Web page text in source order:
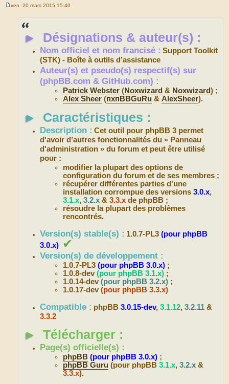
ven. 20 mars 2015 15:40
► Désignations & auteur(s) :
Nom officiel et nom francisé : Support Toolkit
(STK) - Boîte à outils d’assistance
Auteur(s) et pseudo(s) respectif(s) sur
(phpBB.com & GitHub.com) :
Patrick Webster(Noxwizard & Noxwizard) ;
Alex Sheer(пхпBBGuRu& AlexSheer).
► Caractéristiques :
Description : Cet outil pour phpBB 3 permet
d'avoir d’autres fonctionnalités du « Panneau
d'administration » du forum et peut être utilisé
pour :
modifier la plupart des options de
configuration du forum et de ses membres ;
récupérer différentes parties d'une
installation corrompue des versions 3.0.x,
3.1.x, 3.2.x& 3.3.xde phpBB ;
résoudre la plupart des problèmes
rencontrés.
Version(s) stable(s) : 1.0.7-PL3(pour phpBB
3.0.x) ✔
Version(s) de développement :
1.0.7-PL3 (pour phpBB 3.0.x);
1.0.8-dev (pour phpBB 3.1.x);
1.0.14-dev (pour phpBB 3.2.x);
1.0.17-dev (pour phpBB 3.3.x)
Compatible : phpBB3.0.15-dev,3.1.12,3.2.11 &
3.3.2
► Télécharger :
Page(s) officielle(s) :
phpBB (pour phpBB 3.0.x);
phpBB Guru(pour phpBB 3.1.x, 3.2.x&
3.3.x).